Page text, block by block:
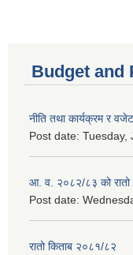
Budget and
नीति तथा कार्यक्रम र
Post date: Tuesday,
आ. व. २०८२/८३ को
Post date:
रातो किताब २०८१/८२